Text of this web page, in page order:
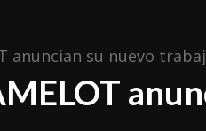
anuncian su nuevo